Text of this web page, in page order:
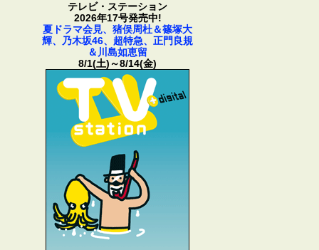
テレビ・ステーション
2026年17号発売中!
夏ドラマ会見、猪俣周杜＆篠塚大
輝、乃木坂46、超特急、正門良規
＆川島如恵留
8/1(土)～8/14(金)